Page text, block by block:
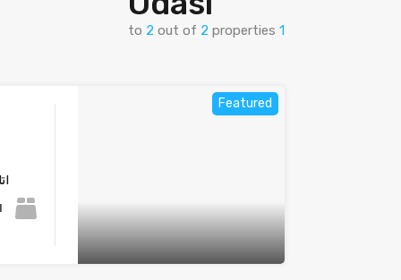
1
to 2 out of 2 properties
Featured